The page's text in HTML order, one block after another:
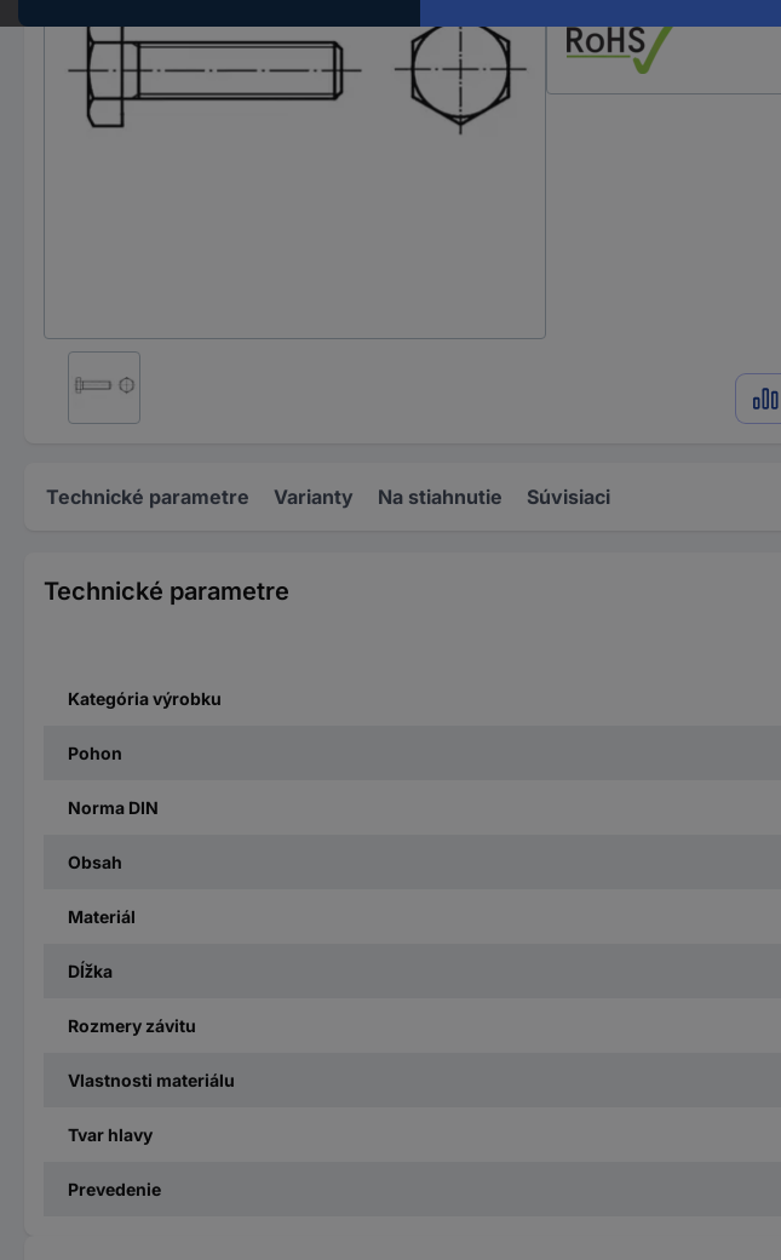
Technické parametre Varianty Na stiahnutie Súvisiaci
Technické parametre
Kategória výrobku
Pohon
Norma DIN
Obsah
Materiál
Dĺžka
Rozmery závitu
Vlastnosti materiálu
Tvar hlavy
Prevedenie